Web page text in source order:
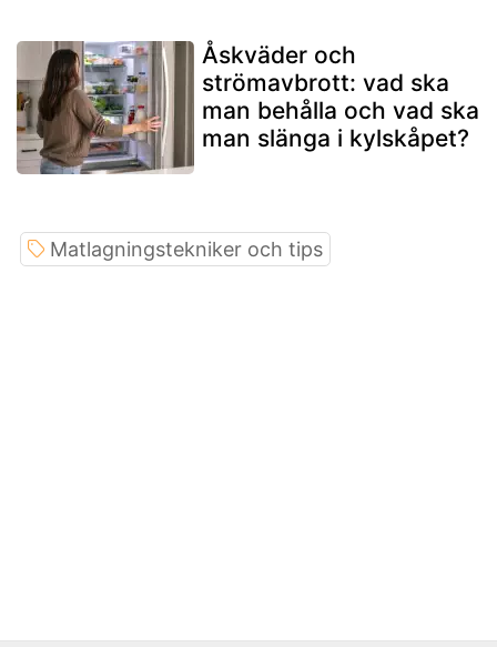
Åskväder och
strömavbrott: vad ska
man behålla och vad ska
man slänga i kylskåpet?
Matlagningstekniker och tips